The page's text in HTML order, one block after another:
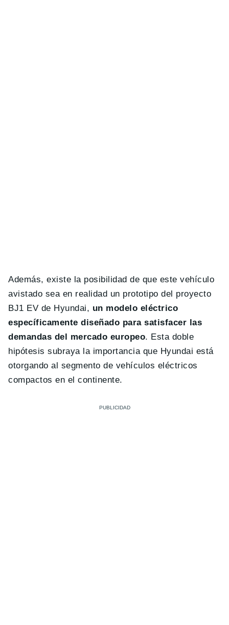
Además, existe la posibilidad de que este vehículo
avistado sea en realidad un prototipo del proyecto
BJ1 EV de Hyundai, un modelo eléctrico
específicamente diseñado para satisfacer las
demandas del mercado europeo. Esta doble
hipótesis subraya la importancia que Hyundai está
otorgando al segmento de vehículos eléctricos
compactos en el continente.